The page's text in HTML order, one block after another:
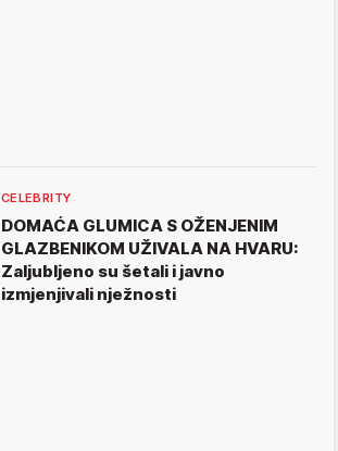
CELEBRITY
DOMAĆA GLUMICA S OŽENJENIM
GLAZBENIKOM UŽIVALA NA HVARU:
Zaljubljeno su šetali i javno
izmjenjivali nježnosti